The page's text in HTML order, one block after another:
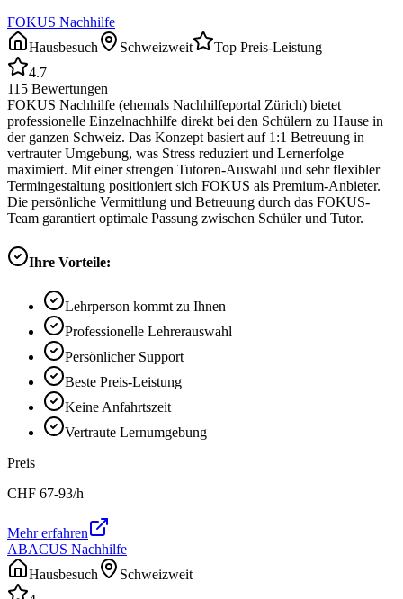
FOKUS Nachhilfe
Hausbesuch
Schweizweit
Top Preis-Leistung
4.7
115 Bewertungen
FOKUS Nachhilfe (ehemals Nachhilfeportal Zürich) bietet
professionelle Einzelnachhilfe direkt bei den Schülern zu Hause in
der ganzen Schweiz. Das Konzept basiert auf 1:1 Betreuung in
vertrauter Umgebung, was Stress reduziert und Lernerfolge
maximiert. Mit einer strengen Tutoren-Auswahl und sehr flexibler
Termingestaltung positioniert sich FOKUS als Premium-Anbieter.
Die persönliche Vermittlung und Betreuung durch das FOKUS-
Team garantiert optimale Passung zwischen Schüler und Tutor.
Ihre Vorteile:
Lehrperson kommt zu Ihnen
Professionelle Lehrerauswahl
Persönlicher Support
Beste Preis-Leistung
Keine Anfahrtszeit
Vertraute Lernumgebung
Preis
CHF 67-93/h
Mehr erfahren
ABACUS Nachhilfe
Hausbesuch
Schweizweit